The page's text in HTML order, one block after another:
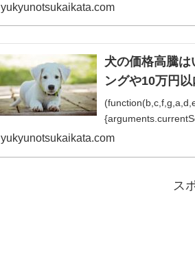
yukyunotsukaikata.com
犬の価格高騰は
ングや10万円
yukyunotsukaikata.com
ス